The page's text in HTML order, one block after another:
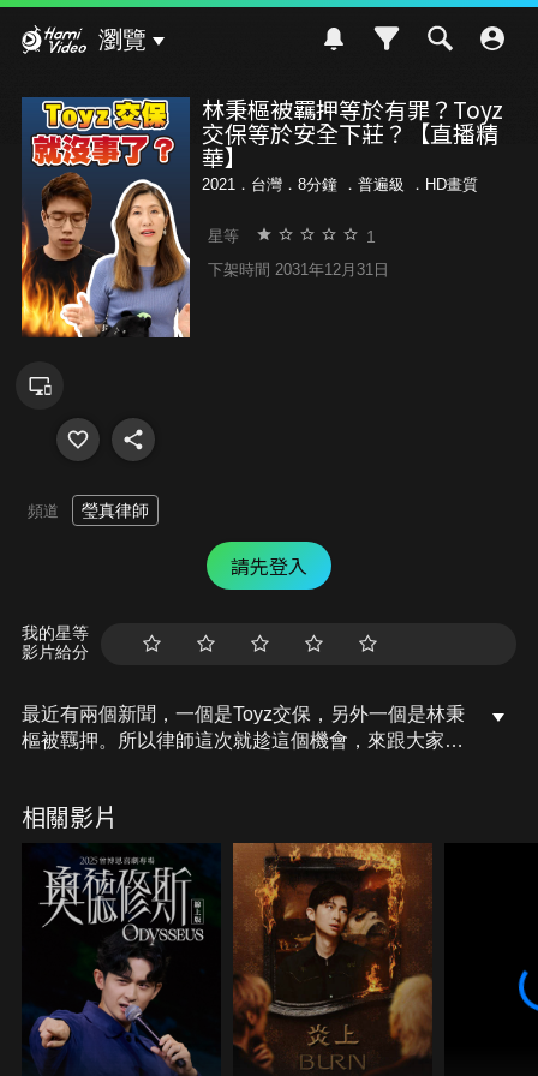
瀏覽
林秉樞被羈押等於有罪？Toyz
交保等於安全下莊？【直播精
華】
2021．台灣．8分鐘 ． 普遍級 ．HD畫質
星等 1
下架時間 2031年12月31日
頻道 瑩真律師
請先登入
我的星等
影片給分
最近有兩個新聞，一個是Toyz交保，另外一個是林秉
樞被羈押。所以律師這次就趁這個機會，來跟大家好
相關影片